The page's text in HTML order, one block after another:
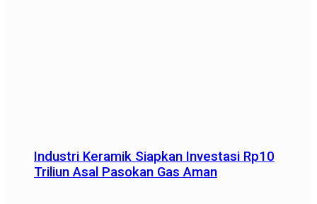
Industri Keramik Siapkan Investasi Rp10
Triliun Asal Pasokan Gas Aman